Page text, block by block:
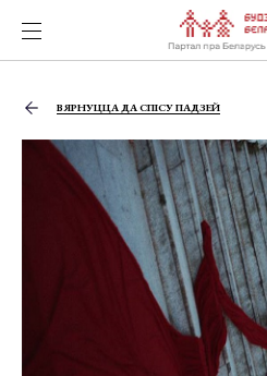
ВЯРНУЦЦА ДА СПІСУ ПАДЗЕЙ